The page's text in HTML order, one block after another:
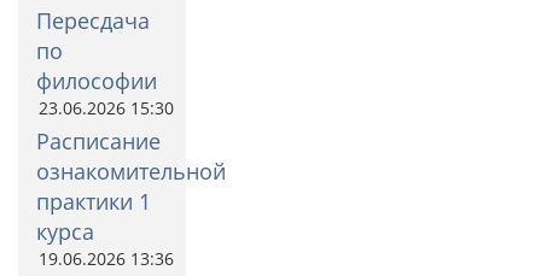
Пересдача
по
философии
23.06.2026 15:30
Расписание
ознакомительной
практики 1
курса
19.06.2026 13:36